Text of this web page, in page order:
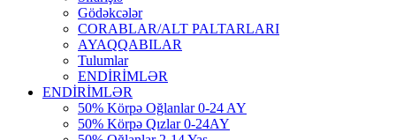
Gödəkcələr
CORABLAR/ALT PALTARLARI
AYAQQABILAR
Tulumlar
ENDİRİMLƏR
ENDİRİMLƏR
50% Körpə Oğlanlar 0-24 AY
50% Körpə Qızlar 0-24AY